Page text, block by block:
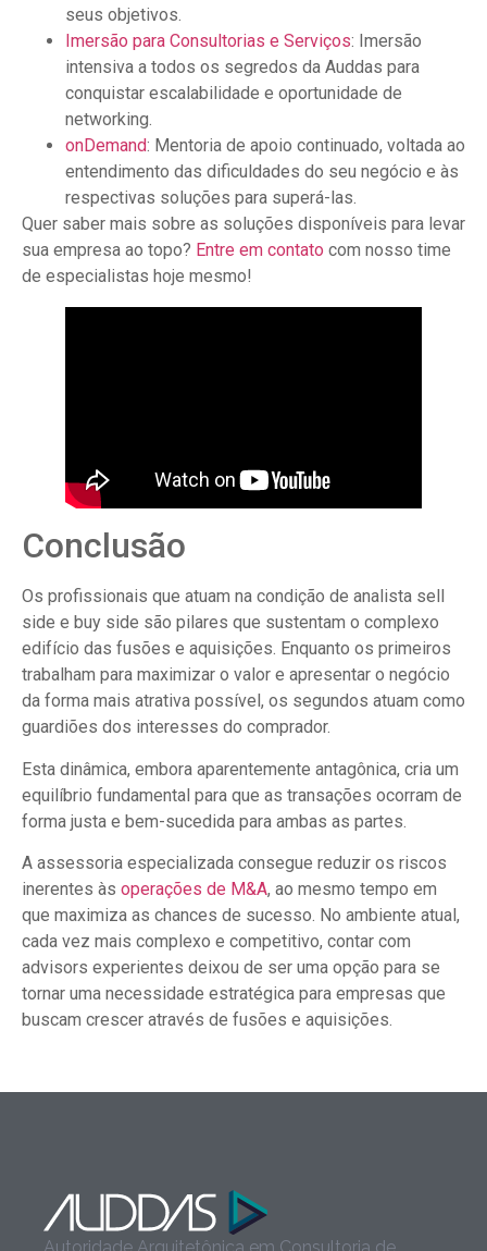
seus objetivos.
Imersão para Consultorias e Serviços: Imersão
intensiva a todos os segredos da Auddas para
conquistar escalabilidade e oportunidade de
networking.
onDemand: Mentoria de apoio continuado, voltada ao
entendimento das dificuldades do seu negócio e às
respectivas soluções para superá-las.
Quer saber mais sobre as soluções disponíveis para levar
sua empresa ao topo? Entre em contato com nosso time
de especialistas hoje mesmo!
Conclusão
Os profissionais que atuam na condição de analista sell
side e buy side são pilares que sustentam o complexo
edifício das fusões e aquisições. Enquanto os primeiros
trabalham para maximizar o valor e apresentar o negócio
da forma mais atrativa possível, os segundos atuam como
guardiões dos interesses do comprador.
Esta dinâmica, embora aparentemente antagônica, cria um
equilíbrio fundamental para que as transações ocorram de
forma justa e bem-sucedida para ambas as partes.
A assessoria especializada consegue reduzir os riscos
inerentes às operações de M&A, ao mesmo tempo em
que maximiza as chances de sucesso. No ambiente atual,
cada vez mais complexo e competitivo, contar com
advisors experientes deixou de ser uma opção para se
tornar uma necessidade estratégica para empresas que
buscam crescer através de fusões e aquisições.